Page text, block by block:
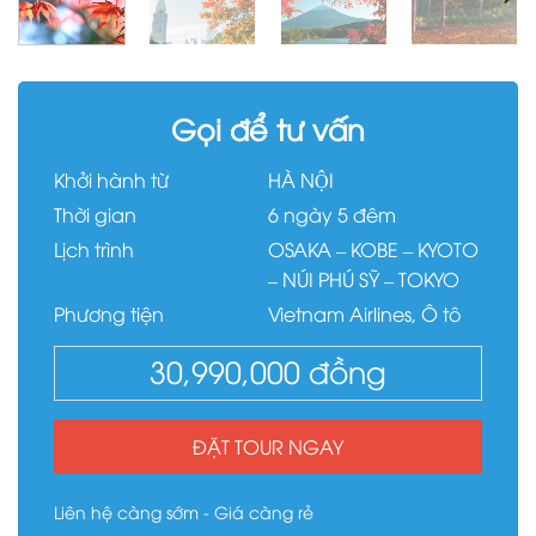
Gọi để tư vấn
Khởi hành từ
HÀ NỘI
Thời gian
6 ngày 5 đêm
Lịch trình
OSAKA – KOBE – KYOTO
– NÚI PHÚ SỸ – TOKYO
Phương tiện
Vietnam Airlines, Ô tô
30,990,000 đồng
ĐẶT TOUR NGAY
Liên hệ càng sớm - Giá càng rẻ